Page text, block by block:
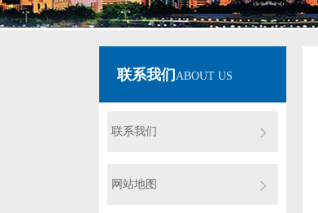
联系我们ABOUT US
联系我们
网站地图